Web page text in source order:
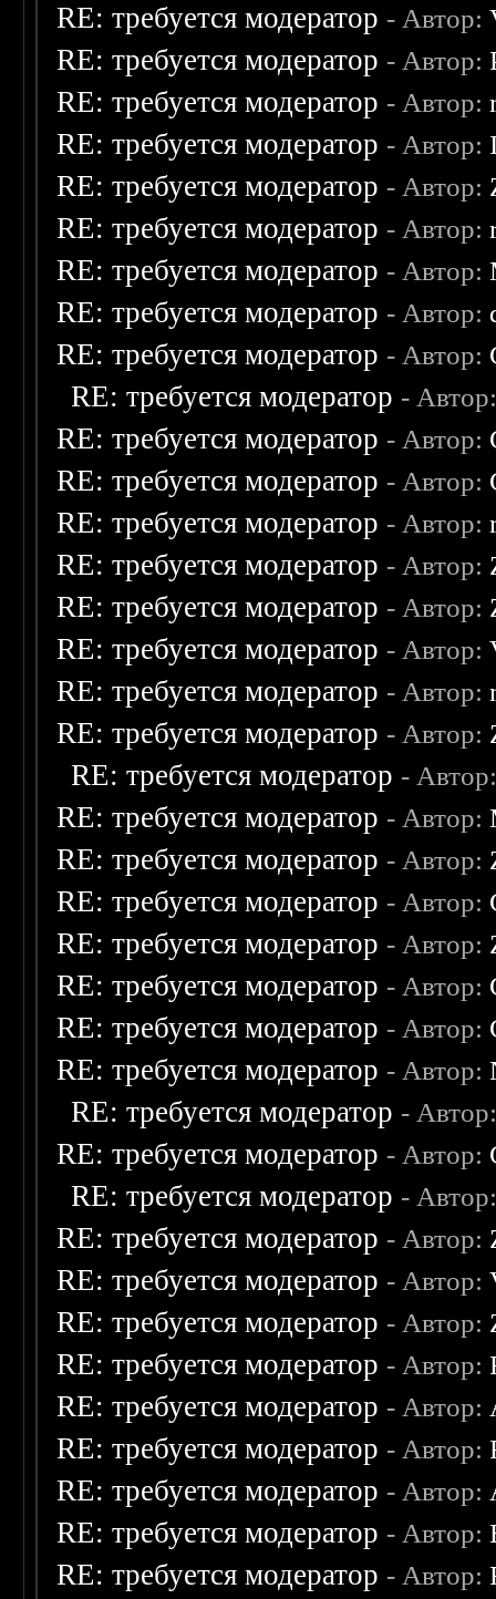
RE: требуется модератор - Автор:
RE: требуется модератор - Автор:
RE: требуется модератор - Автор:
RE: требуется модератор - Автор:
RE: требуется модератор - Автор:
RE: требуется модератор - Автор:
RE: требуется модератор - Автор:
RE: требуется модератор - Автор:
RE: требуется модератор - Автор:
RE: требуется модератор -
RE: требуется модератор - Автор:
RE: требуется модератор - Автор:
RE: требуется модератор - Автор:
RE: требуется модератор - Автор:
RE: требуется модератор - Автор:
RE: требуется модератор - Автор:
RE: требуется модератор - Автор:
RE: требуется модератор - Автор:
RE: требуется модератор -
RE: требуется модератор - Автор:
RE: требуется модератор - Автор:
RE: требуется модератор - Автор:
RE: требуется модератор - Автор:
RE: требуется модератор - Автор:
RE: требуется модератор - Автор:
RE: требуется модератор - Автор:
RE: требуется модератор -
RE: требуется модератор - Автор:
RE: требуется модератор -
RE: требуется модератор - Автор:
RE: требуется модератор - Автор:
RE: требуется модератор - Автор:
RE: требуется модератор - Автор:
RE: требуется модератор - Автор:
RE: требуется модератор - Автор:
RE: требуется модератор - Автор:
RE: требуется модератор - Автор:
RE: требуется модератор - Автор: